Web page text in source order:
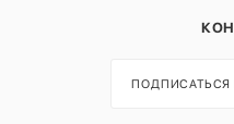
ПОДПИСАТЬСЯ